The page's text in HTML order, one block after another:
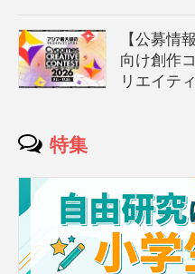
【公募情
向け創作
リエイテ
特集